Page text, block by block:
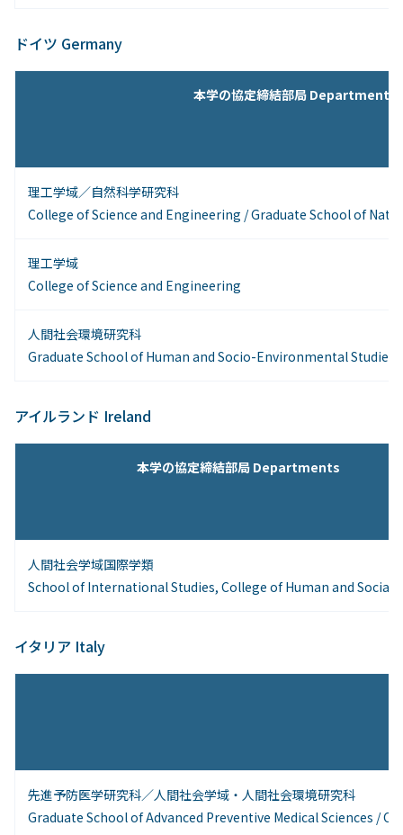
ドイツ Germany
本学の協定締結部局 Departments
理工学域／自然科学研究科
College of Science and Engineering / Graduate School of
理工学域
College of Science and Engineering
人間社会環境研究科
Graduate School of Human and Socio-Environmental Studies
アイルランド Ireland
本学の協定締結部局 Departments
人間社会学域国際学類
School of International Studies, College of Human and Social
イタリア Italy
先進予防医学研究科／人間社会学域・人間社会環境研究科
Graduate School of Advanced Preventive Medical Sciences /